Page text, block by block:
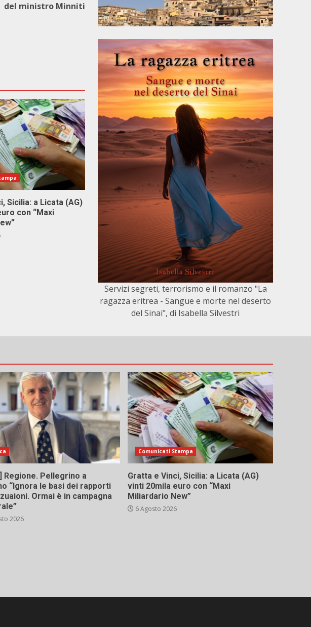
del ministro Minniti
Sicilia: a Licata (AG)
con “Maxi
Servizi segreti, terrorismo e il romanzo "La
ragazza eritrea - Sangue e morte nel deserto
del Sinai", di Isabella Silvestri
Regione. Pellegrino a
“Ignora le basi dei rapporti
Ormai è in campagna
2026
Comunicati Stampa
Gratta e Vinci, Sicilia: a Licata (AG)
vinti 20mila euro con “Maxi
Miliardario New”
6 Agosto 2026